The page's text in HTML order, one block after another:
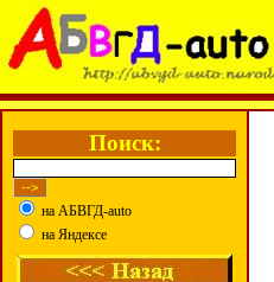
Поиск:
на АБВГД-auto
на Яндексе